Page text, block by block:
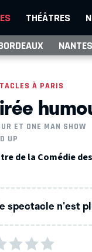
THÉÂTRES
NANTES
À PARIS
ET ONE MAN SHOW
UP
de la Comédie
spectacle n'est